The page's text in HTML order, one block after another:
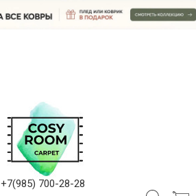
+7(985) 700-28-28